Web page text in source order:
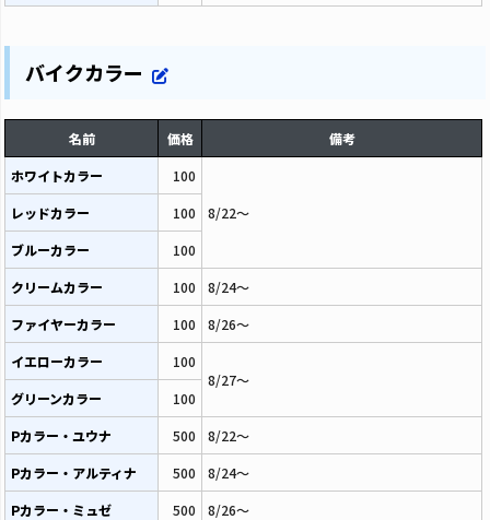
バイクカラー
名前 価格
備考
ホワイトカラー
100
8/22～
レッドカラー
100
ブルーカラー
100
クリームカラー
100
8/24～
ファイヤーカラー
100
8/26～
イエローカラー
100
8/27～
グリーンカラー
100
Pカラー・ユウナ
500
8/22～
Pカラー・アルティナ
500
8/24～
Pカラー・ミュゼ
500
8/26～